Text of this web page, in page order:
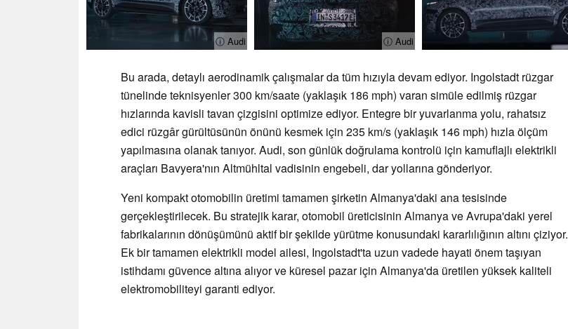
ⓘ Audi ⓘ Audi
Bu arada, detaylı aerodinamik çalışmalar da tüm hızıyla devam ediyor. Ingolstadt rüzgar
tünelinde teknisyenler 300 km/saate (yaklaşık 186 mph) varan simüle edilmiş rüzgar
hızlarında kavisli tavan çizgisini optimize ediyor. Entegre bir yuvarlanma yolu, rahatsız
edici rüzgâr gürültüsünün önünü kesmek için 235 km/s (yaklaşık 146 mph) hızla ölçüm
yapılmasına olanak tanıyor. Audi, son günlük doğrulama kontrolü için kamuflajlı elektrikli
araçları Bavyera'nın Altmühltal vadisinin engebeli, dar yollarına gönderiyor.
Yeni kompakt otomobilin üretimi tamamen şirketin Almanya'daki ana tesisinde
gerçekleştirilecek. Bu stratejik karar, otomobil üreticisinin Almanya ve Avrupa'daki yerel
fabrikalarının dönüşümünü aktif bir şekilde yürütme konusundaki kararlılığının altını çiziyor.
Ek bir tamamen elektrikli model ailesi, Ingolstadt'ta uzun vadede hayati önem taşıyan
istihdamı güvence altına alıyor ve küresel pazar için Almanya'da üretilen yüksek kaliteli
elektromobiliteyi garanti ediyor.